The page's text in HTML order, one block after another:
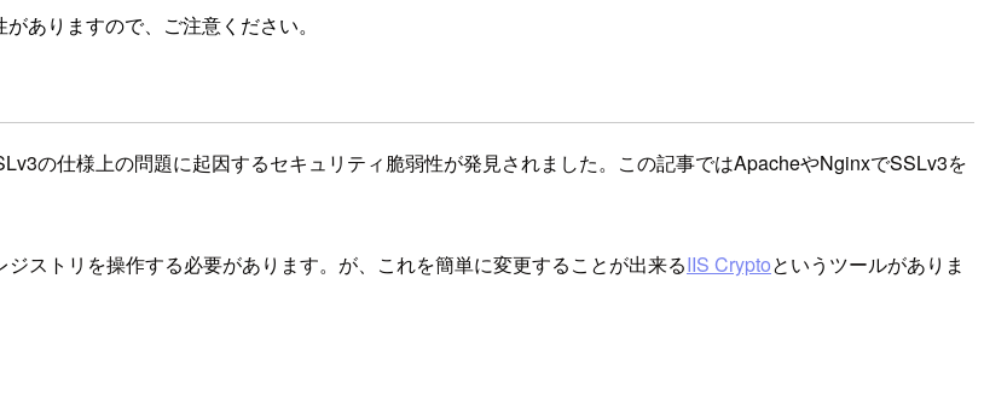
ありますので、ご注意ください。
の仕様上の問題に起因するセキュリティ脆弱性が発見されました。この記事ではApacheやNginxでSSLv3を
ストリを操作する必要があります。が、これを簡単に変更することが出来るIIS Cryptoというツールがありま